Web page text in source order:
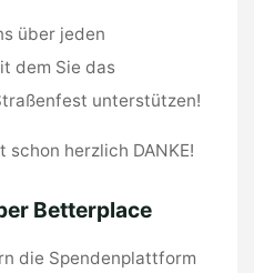
über jeden
dem Sie das
unterstützen!
schon herzlich DANKE!
Betterplace
die Spendenplattform